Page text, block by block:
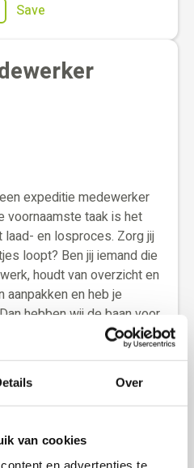
Over
van cookies
en advertenties te
Save
expeditie medewerker
voornaamste taak is het
en losproces. Zorg jij
loopt? Ben jij iemand die
houdt van overzicht en
aanpakken en heb je
hebben wij de baan voor
vacancy
Save